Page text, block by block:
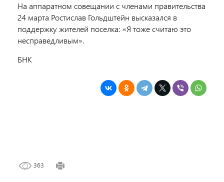
На аппаратном совещании с членами правительства
24 марта Ростислав Гольдштейн высказался в
поддержку жителей поселка: «Я тоже считаю это
несправедливым».
БНК
363